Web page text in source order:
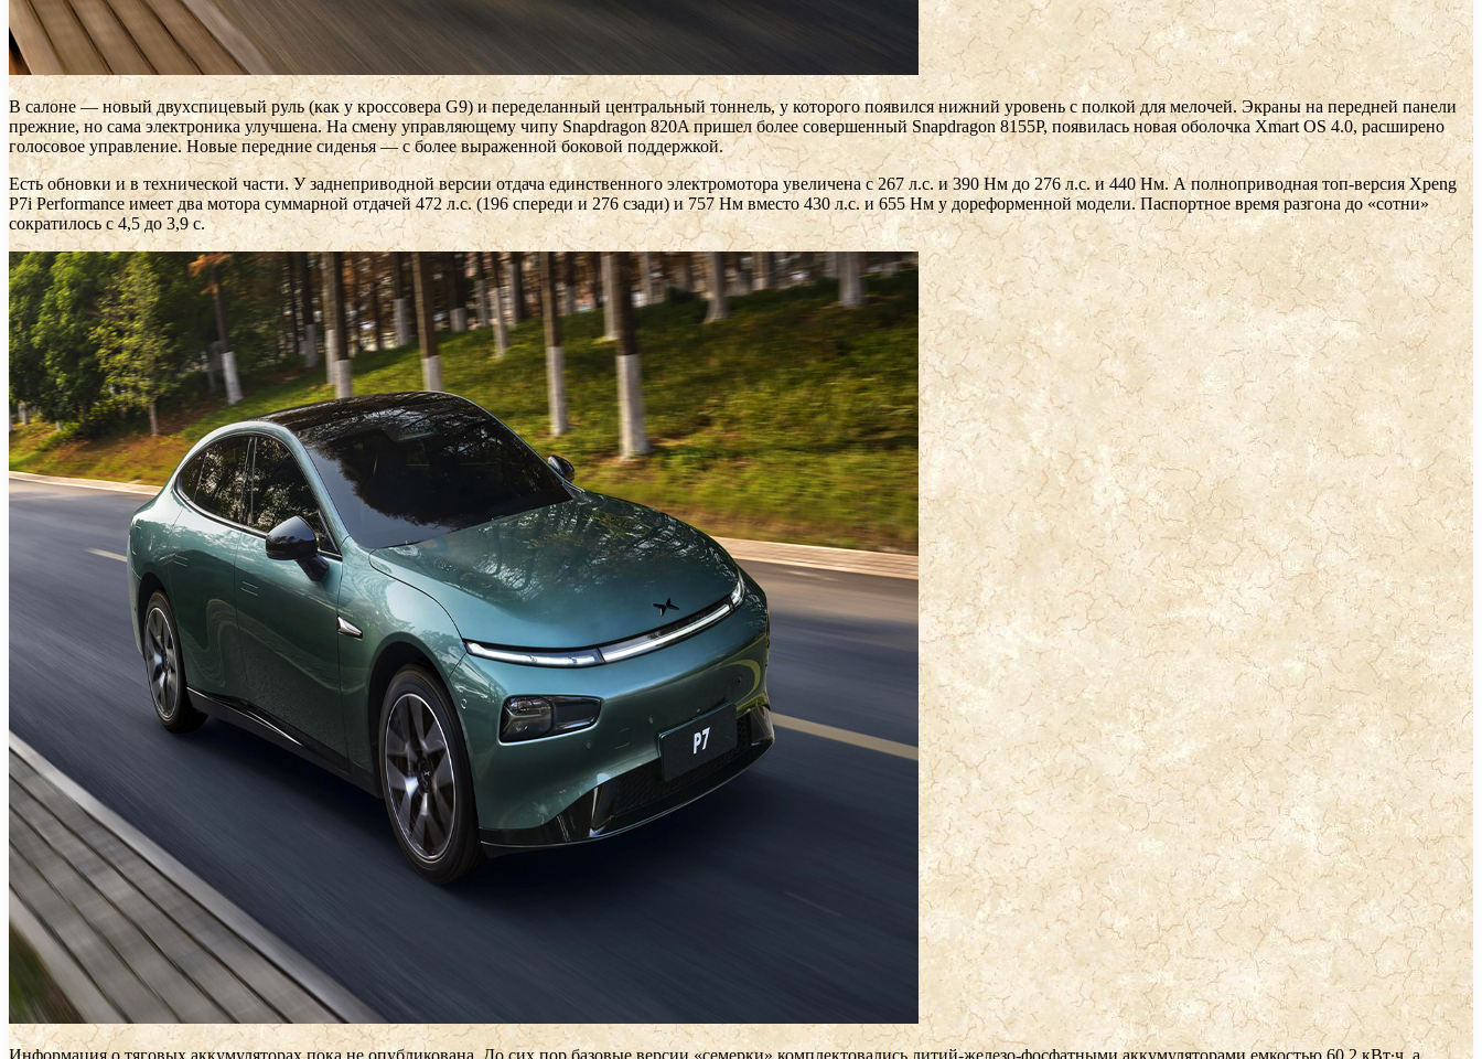
В салоне — новый двухспицевый руль (как у кроссовера G9) и переделанный центральный тоннель, у которого появился нижний уровень с полкой для мелочей. Экраны на передней панели
прежние, но сама электроника улучшена. На смену управляющему чипу Snapdragon 820A пришел более совершенный Snapdragon 8155P, появилась новая оболочка Xmart OS 4.0, расширено
голосовое управление. Новые передние сиденья — с более выраженной боковой поддержкой.
Есть обновки и в технической части. У заднеприводной версии отдача единственного электромотора увеличена с 267 л.с. и 390 Нм до 276 л.с. и 440 Нм. А полноприводная топ-версия Xpeng
P7i Performance имеет два мотора суммарной отдачей 472 л.с. (196 спереди и 276 сзади) и 757 Нм вместо 430 л.с. и 655 Нм у дореформенной модели. Паспортное время разгона до «сотни»
сократилось с 4,5 до 3,9 с.
Информация о тяговых аккумуляторах пока не опубликована. До сих пор базовые версии «семерки» комплектовались литий-железо-фосфатными аккумуляторами емкостью 60,2 кВт∙ч, а